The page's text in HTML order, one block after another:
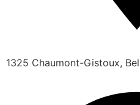
1325 Chaumont-Gistoux,